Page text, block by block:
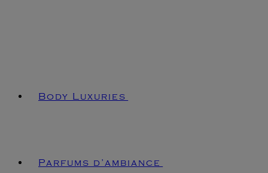
Body Luxuries
Parfums d’ambiance